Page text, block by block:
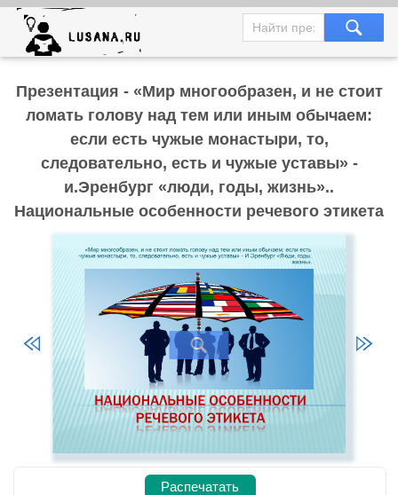
Презентация - «Мир многообразен, и не стоит
ломать голову над тем или иным обычаем:
если есть чужые монастыри, то,
следовательно, есть и чужые уставы» -
и.Эренбург «люди, годы, жизнь»..
Национальные особенности речевого этикета
Распечатать